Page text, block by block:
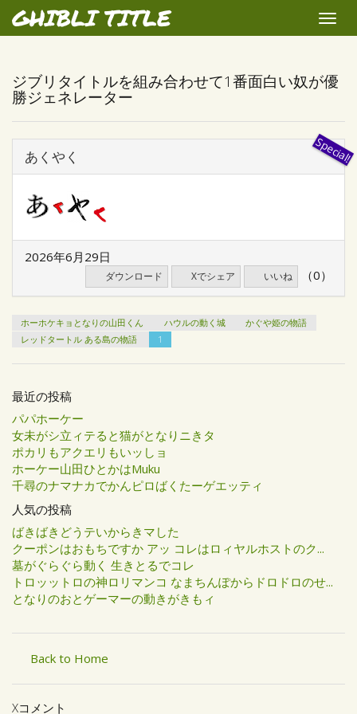
GHIBLI TITLE
Toggle
ジブリタイトルを組み合わせて1番面白い奴が優
勝ジェネレーター
あくやく
2026年6月29日
ダウンロード Xでシェア いいね （0）
ホーホケキョとなりの山田くん ハウルの動く城
かぐや姫の物語
レッドタートル ある島の物語
1
最近の投稿
パパホーケー
女未がシ立ィテると猫がとなりニきタ
ポカリもアクエリもいッしョ
ホーケー山田ひとかはMuku
千尋のナマナカでかんピロばくたーゲエッティ
人気の投稿
ばきばきどうテいからきマした
クーポンはおもちですか アッ コレはロィヤルホストのク...
墓がぐらぐら動く 生きとるでコレ
トロッットロの神ロリマンコ なまちんぽからドロドロのせ...
となりのおとゲーマーの動きがきもィ
Back to Home
Xコメント